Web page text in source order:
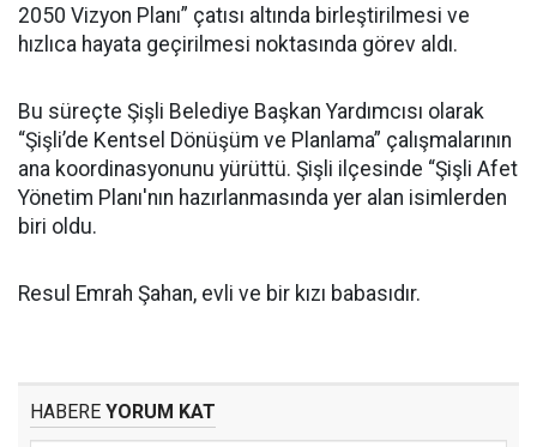
2050 Vizyon Planı” çatısı altında birleştirilmesi ve
hızlıca hayata geçirilmesi noktasında görev aldı.
Bu süreçte Şişli Belediye Başkan Yardımcısı olarak
“Şişli’de Kentsel Dönüşüm ve Planlama” çalışmalarının
ana koordinasyonunu yürüttü. Şişli ilçesinde “Şişli Afet
Yönetim Planı'nın hazırlanmasında yer alan isimlerden
biri oldu.
Resul Emrah Şahan, evli ve bir kızı babasıdır.
HABERE YORUM KAT